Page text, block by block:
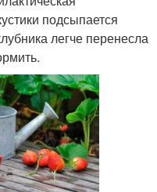
подсыпается
легче перенесла